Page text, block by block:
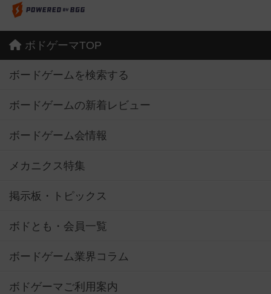
ボドゲーマTOP
ボードゲームを検索する
ボードゲームの新着レビュー
ボードゲーム会情報
メカニクス特集
掲示板・トピックス
ボドとも・会員一覧
ボードゲーム業界コラム
ボドゲーマご利用案内